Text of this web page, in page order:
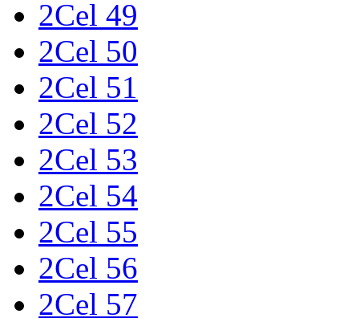
2Cel 49
2Cel 50
2Cel 51
2Cel 52
2Cel 53
2Cel 54
2Cel 55
2Cel 56
2Cel 57